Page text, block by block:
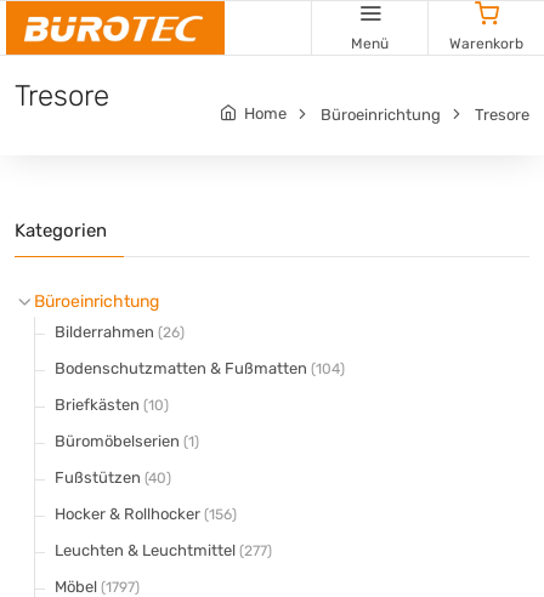
Menü Warenkorb
Tresore
Home Büroeinrichtung Tresore
Kategorien
Büroeinrichtung
Bilderrahmen (26)
Bodenschutzmatten & Fußmatten (104)
Briefkästen (10)
Büromöbelserien (1)
Fußstützen (40)
Hocker & Rollhocker (156)
Leuchten & Leuchtmittel (277)
Möbel (1797)
Cookie-Einstellungen